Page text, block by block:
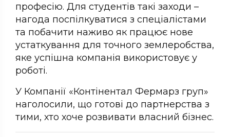
професію. Для студентів такі заходи –
нагода поспілкуватися з спеціалістами
та побачити наживо як працює нове
устаткування для точного землеробства,
яке успішна компанія використовує у
роботі.
У Компанії «Контінентал Фермарз груп»
наголосили, що готові до партнерства з
тими, хто хоче розвивати власний бізнес.